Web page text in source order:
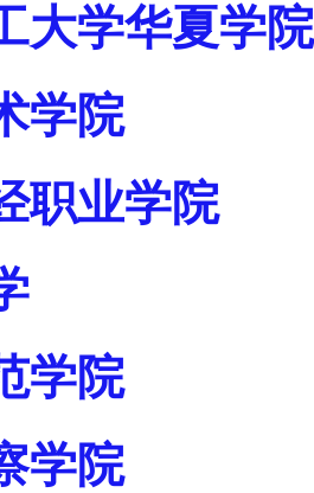
大学华夏学院
学院
职业学院
学院
学院